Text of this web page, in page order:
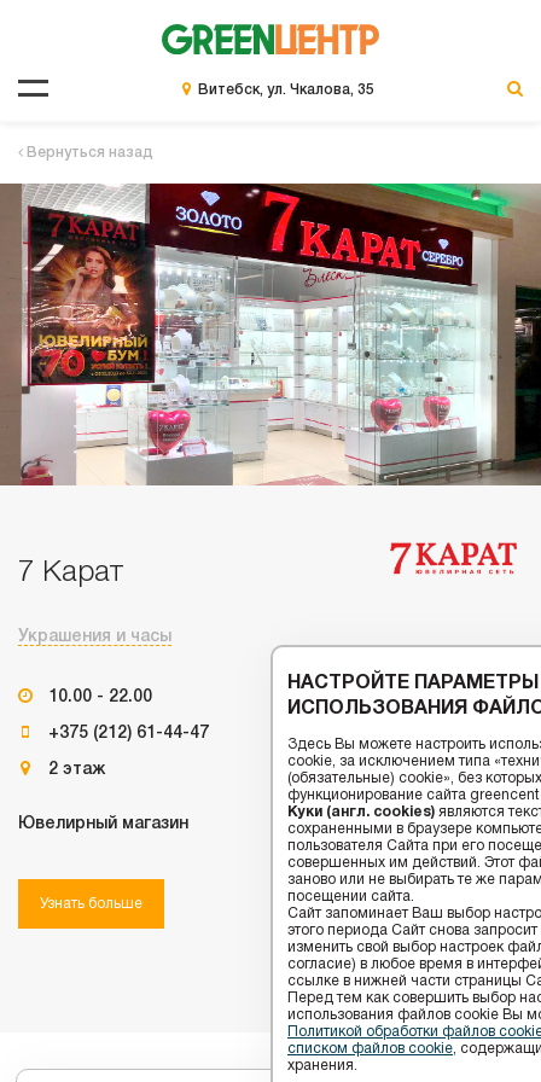
Витебск, ул. Чкалова, 35
Вернуться назад
7 Карат
Украшения и часы
10.00 - 22.00
+375 (212) 61-44-47
2 этаж
Ювелирный магазин
Узнать больше
НАСТРОЙТЕ ПАРАМЕТРЫ
ИСПОЛЬЗОВАНИЯ
Здесь Вы можете настроить
cookie, за исключением типа
(обязательные) cookie», без
функционирование сайта
Куки (англ. cookies) являются
сохраненными в браузере
пользователя Сайта при его
совершенных им действий. Этот
заново или не выбирать те же
посещении сайта.
Сайт запоминает Ваш выбор
этого периода Сайт снова
изменить свой выбор настроек
согласие) в любое время в
ссылке в нижней части страницы
Перед тем как совершить выбор
использования файлов сookie Вы
Политикой обработки файлов
списком файлов cookie ,
хранения.